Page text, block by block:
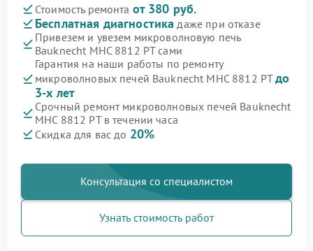
Стоимость ремонта от 380 руб.
Бесплатная диагностика даже при отказе
Привезем и увезем микроволновую печь
Bauknecht MHC 8812 PT сами
Гарантия на наши работы по ремонту
микроволновых печей Bauknecht MHC 8812 PTдо
3-х лет
Срочный ремонт микроволновых печей Bauknecht
MHC 8812 PT в течении часа
Скидка для вас до 20%
Консультация со специалистом
Узнать стоимость работ